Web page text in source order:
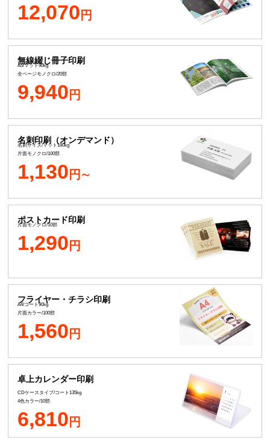
12,070 円
無線綴じ冊子印刷
A5/マット90kg
全ページモノクロ/20部
9,940 円
名刺印刷（オンデマンド）
名刺サイズ/マット180kg
片面モノクロ/100部
1,130 円∼
ポストカード印刷
片面モノクロ/10部
1,290 円
フライヤー・チラシ印刷
A4/コート90kg
片面カラー/100部
1,560 円
卓上カレンダー印刷
CDケースタイプ/コート135kg
4色カラー/10部
6,810 円